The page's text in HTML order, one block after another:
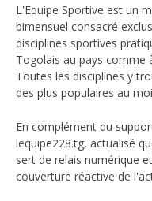
L'Equipe Sportive est un
bimensuel consacré
disciplines sportives
Togolais au pays comme
Toutes les disciplines y
des plus populaires au
En complément du
lequipe228.tg, actualisé
sert de relais numérique
couverture réactive de